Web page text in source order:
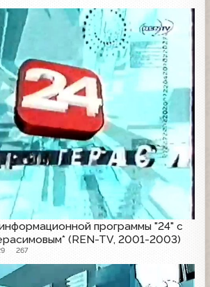
программы "24" с
(REN-TV, 2001-2003)
267